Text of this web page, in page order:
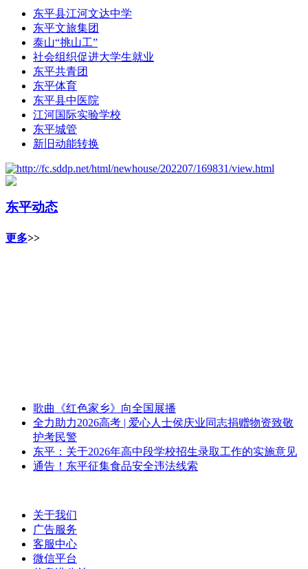
东平县江河文达中学
东平文旅集团
泰山“挑山工”
社会组织促进大学生就业
东平共青团
东平体育
东平县中医院
江河国际实验学校
东平城管
新旧动能转换
东平动态
更多>>
歌曲《红色家乡》向全国展播
全力助力2026高考 | 爱心人士侯庆业同志捐赠物资致敬
护考民警
东平：关于2026年高中段学校招生录取工作的实施意见
通告！东平征集食品安全违法线索
关于我们
广告服务
客服中心
微信平台